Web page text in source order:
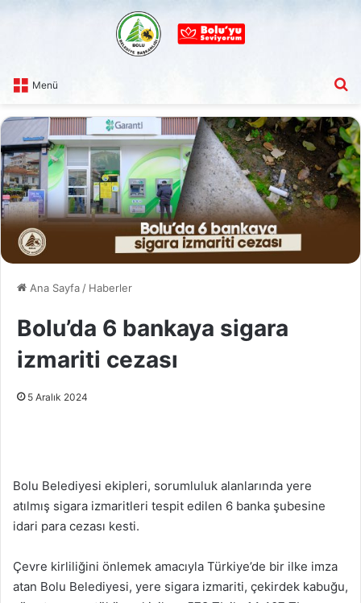
Menü
Ana Sayfa/ Haberler
Bolu’da 6 bankaya sigara
izmariti cezası
5 Aralık 2024
Bolu Belediyesi ekipleri, sorumluluk alanlarında yere
atılmış sigara izmaritleri tespit edilen 6 banka şubesine
idari para cezası kesti.
Çevre kirliliğini önlemek amacıyla Türkiye’de bir ilke imza
atan Bolu Belediyesi, yere sigara izmariti, çekirdek kabuğu,